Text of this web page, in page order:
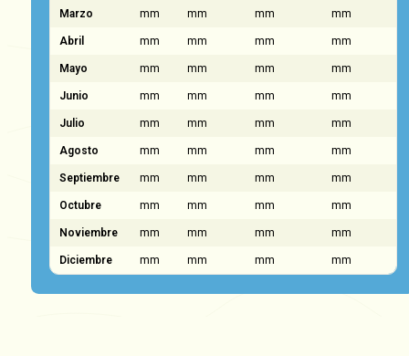
Marzo mm mm mm mm
Abril mm mm mm mm
Mayo mm mm mm mm
Junio mm mm mm mm
Julio mm mm mm mm
Agosto mm mm mm mm
Septiembre mm mm mm mm
Octubre mm mm mm mm
Noviembre mm mm mm mm
Diciembre mm mm mm mm